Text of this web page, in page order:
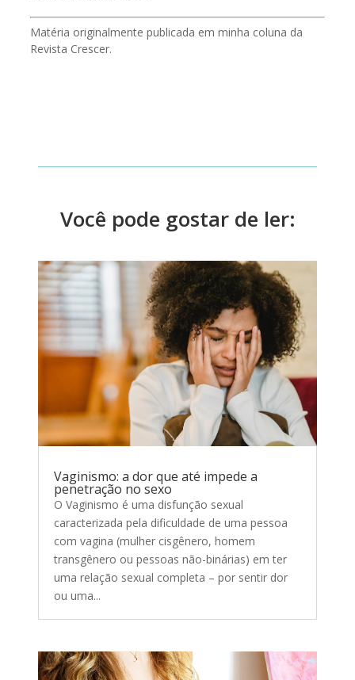
Matéria originalmente publicada em minha coluna da
Revista Crescer.
Você pode gostar de ler:
Vaginismo: a dor que até impede a
penetração no sexo
O Vaginismo é uma disfunção sexual
caracterizada pela dificuldade de uma pessoa
com vagina (mulher cisgênero, homem
transgênero ou pessoas não-binárias) em ter
uma relação sexual completa – por sentir dor
ou uma...